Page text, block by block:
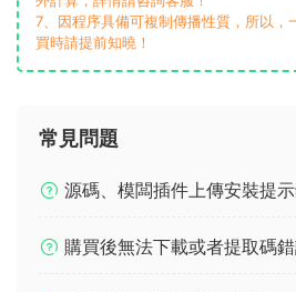
7、因程序具備可複制傳播性質，所以，
買時請提前知曉！
常見問題
源碼、模闆插件上傳安裝提
購買後無法下載或者提取碼